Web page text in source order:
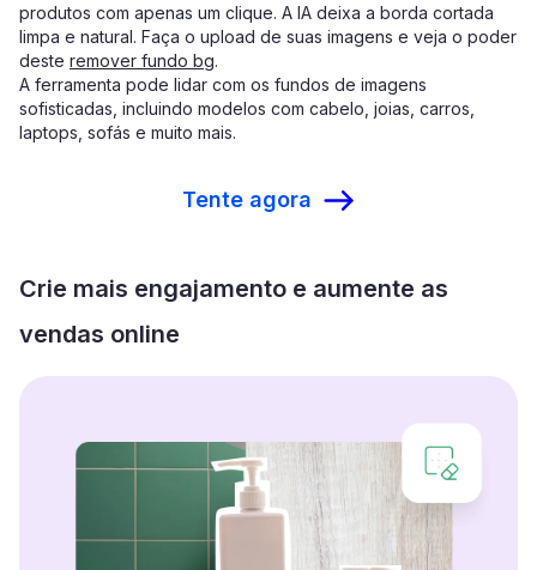
produtos com apenas um clique. A IA deixa a borda cortada
limpa e natural. Faça o upload de suas imagens e veja o poder
deste remover fundo bg.
A ferramenta pode lidar com os fundos de imagens
sofisticadas, incluindo modelos com cabelo, joias, carros,
laptops, sofás e muito mais.
Tente agora
Crie mais engajamento e aumente as
vendas online